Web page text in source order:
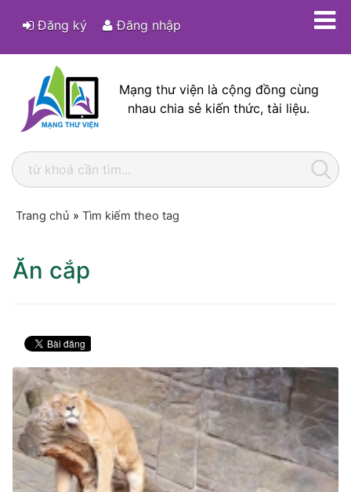
Đăng ký Đăng nhập
Mạng thư viện là cộng đồng cùng
nhau chia sẻ kiến thức, tài liệu.
Trang chủ » Tìm kiếm theo tag
Ăn cắp